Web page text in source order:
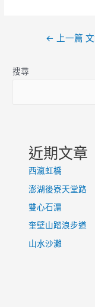
← 上一篇
搜尋
近期文章
西瀛虹橋
澎湖後寮天堂路
雙心石滬
奎壁山踏浪步道
山水沙灘